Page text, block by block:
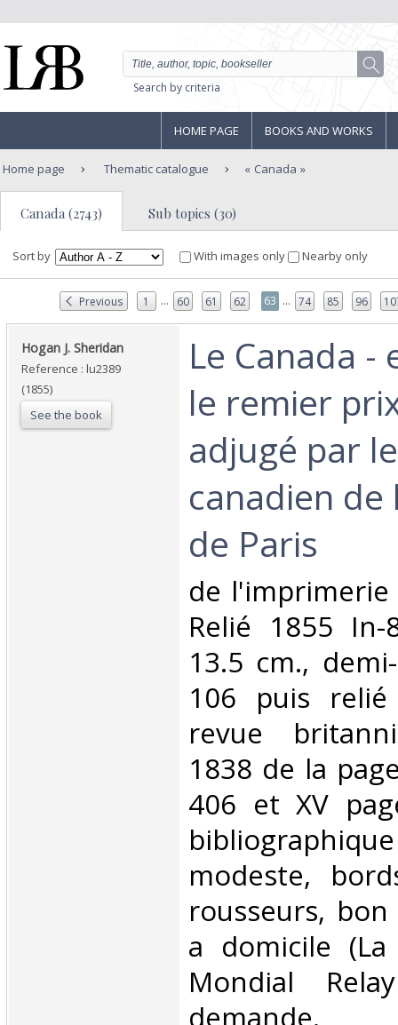
Search by criteria
HOME PAGE BOOKS AND WORKS
Home page Thematic catalogue Canada
Canada (2743) Sub topics (30)
Sort by With images only Nearby only
Previous 1 ... 60 61 62 63 ... 74 85 96
‎Hogan J. Sheridan‎
Reference : lu2389
(1855)
See the book
‎Le Canada -
le remier
adjugé par
canadien
de Paris‎
‎de l'imprimerie
Relié 1855
13.5 cm.,
106 puis
revue
1838 de la
406 et XV
modeste,
rousseurs,
a domicile
Mondial
demande.‎